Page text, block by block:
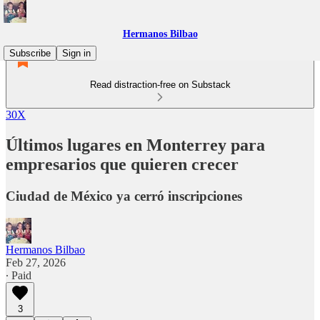
Hermanos Bilbao
Subscribe
Sign in
Read distraction-free on Substack
30X
Últimos lugares en Monterrey para
empresarios que quieren crecer
Ciudad de México ya cerró inscripciones
Hermanos Bilbao
Feb 27, 2026
∙ Paid
3